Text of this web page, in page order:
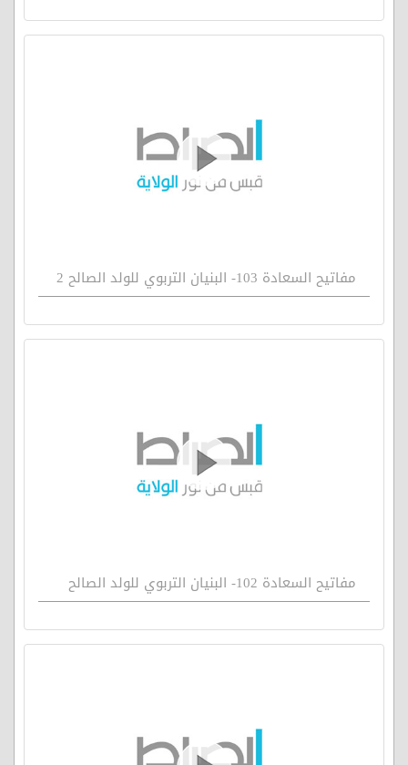
مفاتيح السعادة 103- البنيان التربوي للولد الصالح 2
مفاتيح السعادة 102- البنيان التربوي للولد الصالح